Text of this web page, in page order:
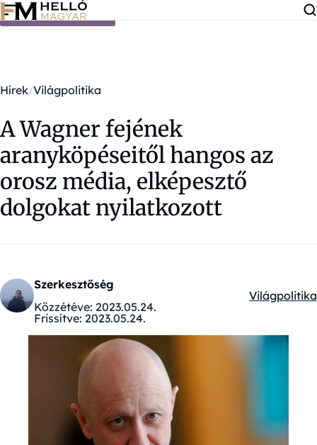
Ugrás a tartalomra
Hírek Világpolitika
A Wagner fejének
aranyköpéseitől hangos az
orosz média, elképesztő
dolgokat nyilatkozott
Szerkesztőség
Közzétéve: 2023.05.24.
Frissítve: 2023.05.24.
Kategóriák:
Világpolitika